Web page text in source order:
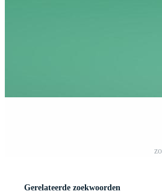
Gerelateerde zoekwoorden